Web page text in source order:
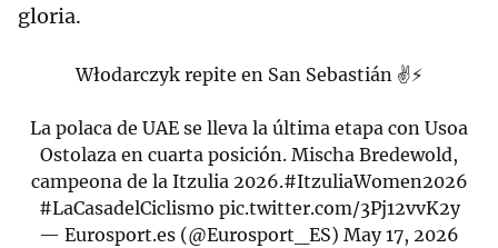
gloria.
Włodarczyk repite en San Sebastián ✌️⚡
La polaca de UAE se lleva la última etapa con Usoa
Ostolaza en cuarta posición. Mischa Bredewold,
campeona de la Itzulia 2026.#ItzuliaWomen2026
#LaCasadelCiclismo pic.twitter.com/3Pj12vvK2y
— Eurosport.es (@Eurosport_ES) May 17, 2026